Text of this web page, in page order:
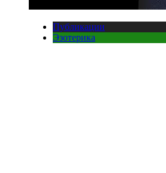
Публикации
Эзотерика